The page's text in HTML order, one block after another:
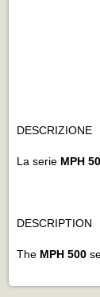
DESCRIZIONE
La serie MPH
DESCRIPTION
The MPH 500